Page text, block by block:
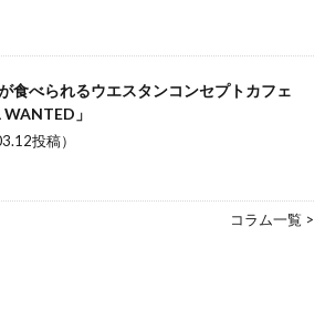
食べられるウエスタンコンセプトカフェ
WANTED」
投稿）
コラム一覧 >